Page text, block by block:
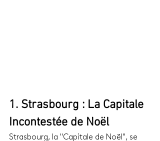
1. Strasbourg : La Capitale
Incontestée de Noël
Strasbourg, la "Capitale de Noël", se